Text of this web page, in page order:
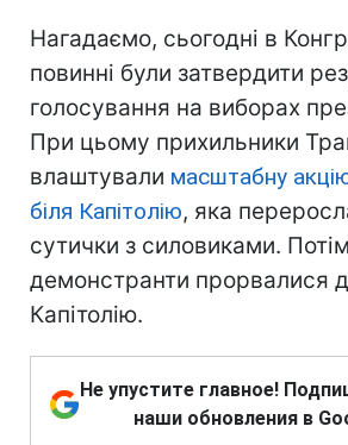
Нагадаємо, сьогодні в
повинні були затвердити
голосування на виборах
При цьому прихильники
влаштували масштабну
біля Капітолію, яка
сутички з силовиками. Потім
демонстранти прорвалися
Капітолію.
Не упустите главное!
наши обновления в